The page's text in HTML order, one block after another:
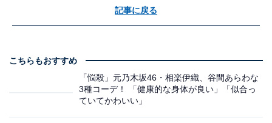
記事に戻る
こちらもおすすめ
「悩殺」元乃木坂46・相楽伊織、谷間あらわな
3種コーデ！ 「健康的な身体が良い」「似合っ
ていてかわいい」